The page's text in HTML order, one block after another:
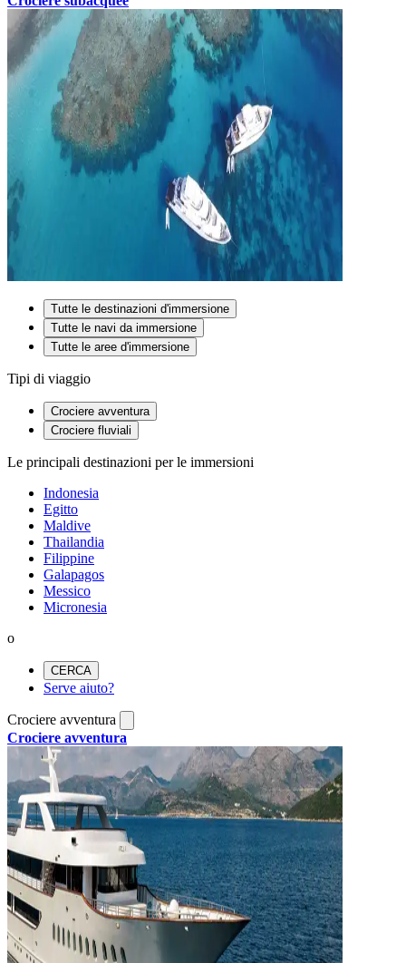
Tutte le destinazioni d'immersione
Tutte le navi da immersione
Tutte le aree d'immersione
Tipi di viaggio
Crociere avventura
Crociere fluviali
Le principali destinazioni per le immersioni
Indonesia
Egitto
Maldive
Thailandia
Filippine
Galapagos
Messico
Micronesia
o
CERCA
Serve aiuto?
Crociere avventura
Crociere avventura